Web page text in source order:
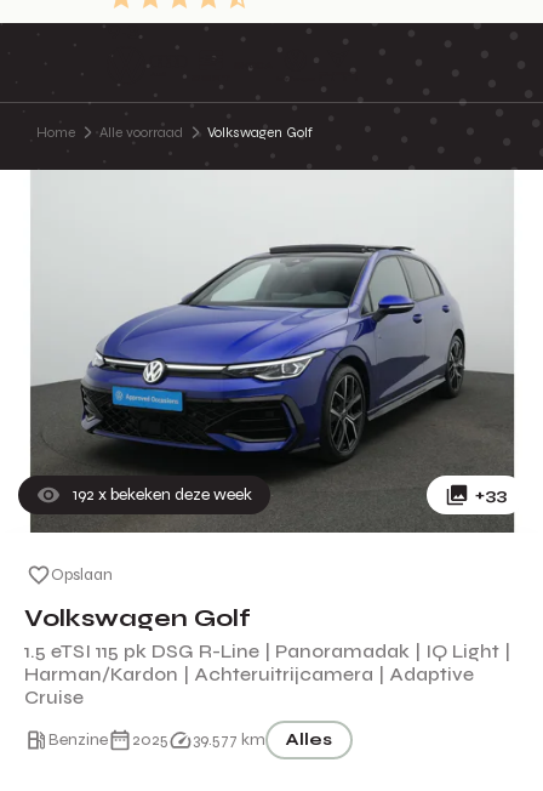
9.3
Home Alle voorraad Volkswagen Golf
192 x bekeken deze week +33
Opslaan
Volkswagen Golf
1.5 eTSI 115 pk DSG R-Line | Panoramadak | IQ Light |
Harman/Kardon | Achteruitrijcamera | Adaptive
Cruise
Benzine 2025 39.577 km Alles